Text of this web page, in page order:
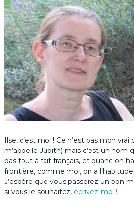
Ilse, c’est moi ! Ce n’est pas mon
m’appelle Judith) mais c’est un nom
pas tout à fait français, et quand on
frontière, comme moi, on a
J’espère que vous passerez un bon
si vous le souhaitez,écrivez-moi !